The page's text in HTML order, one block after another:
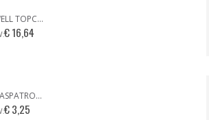
GOLDWELL TOPCHIC COMPACT TUBE 60ml KLEUR 10N
€ 16,64
SIBEL WASPATROON BREDE KOP GEZICHT & LICHAAM
€ 3,25